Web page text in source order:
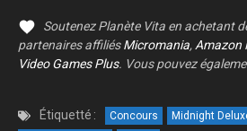
Soutenez Planète Vita en achetant
partenaires affiliésMicromania,Amazon
Video Games Plus. Vous pouvez
Étiquetté : Concours Midnight